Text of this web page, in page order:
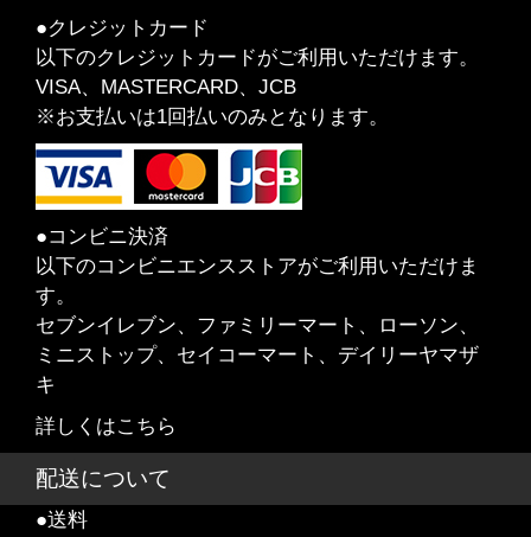
●クレジットカード
以下のクレジットカードがご利用いただけます。
VISA、MASTERCARD、JCB
※お支払いは1回払いのみとなります。
●コンビニ決済
以下のコンビニエンスストアがご利用いただけま
す。
セブンイレブン、ファミリーマート、ローソン、
ミニストップ、セイコーマート、デイリーヤマザ
キ
詳しくはこちら
配送について
●送料